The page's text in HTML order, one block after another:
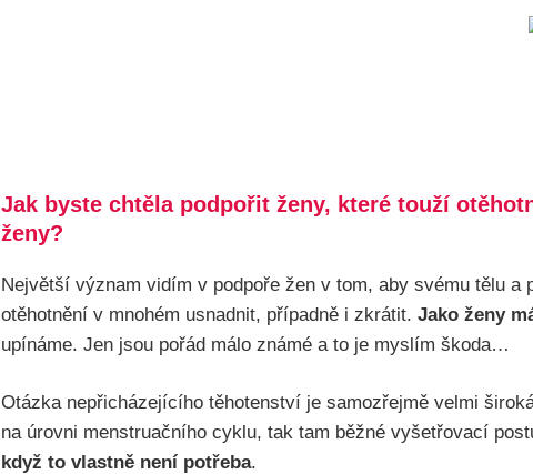
Jak byste chtěla podpořit ženy, které touží
ženy?
Největší význam vidím v podpoře žen v tom, aby svému tělu
otěhotnění v mnohém usnadnit, případně i zkrátit. Jako ženy
upínáme. Jen jsou pořád málo známé a to je myslím škoda…
Otázka nepřicházejícího těhotenství je samozřejmě velmi
na úrovni menstruačního cyklu, tak tam běžné vyšetřovací
když to vlastně není potřeba.